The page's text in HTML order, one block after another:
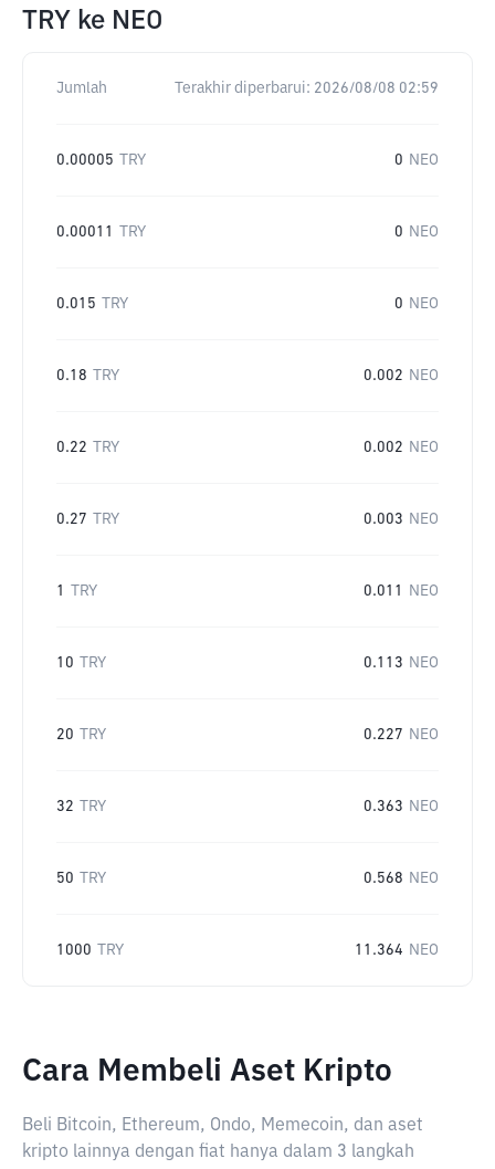
TRY ke NEO
Jumlah Terakhir diperbarui: 2026/08/08 02:59
0.00005 TRY 0 NEO
0.00011 TRY 0 NEO
0.015 TRY 0 NEO
0.18 TRY 0.002 NEO
0.22 TRY 0.002 NEO
0.27 TRY 0.003 NEO
1 TRY 0.011 NEO
10 TRY 0.113 NEO
20 TRY 0.227 NEO
32 TRY 0.363 NEO
50 TRY 0.568 NEO
1000 TRY 11.364 NEO
Cara Membeli Aset Kripto
Beli Bitcoin, Ethereum, Ondo, Memecoin, dan aset
kripto lainnya dengan fiat hanya dalam 3 langkah